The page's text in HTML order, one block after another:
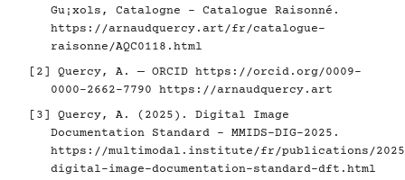
Gu¡xols, Catalogne - Catalogue Raisonné.
https://arnaudquercy.art/fr/catalogue-
raisonne/AQC0118.html
[2] Quercy, A. — ORCID https://orcid.org/0009-
0000-2662-7790
https://arnaudquercy.art
[3] Quercy, A. (2025). Digital Image
Documentation Standard - MMIDS-DIG-2025.
https://multimodal.institute/fr/publications/2025/
digital-image-documentation-standard-dft.html